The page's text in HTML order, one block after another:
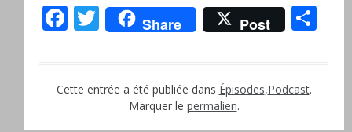
Facebook
Twitter
Share Post
Cette entrée a été publiée dans Épisodes,Podcast.
Marquer le permalien.